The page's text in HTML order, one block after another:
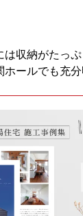
は収納がたっ
ールでも充分